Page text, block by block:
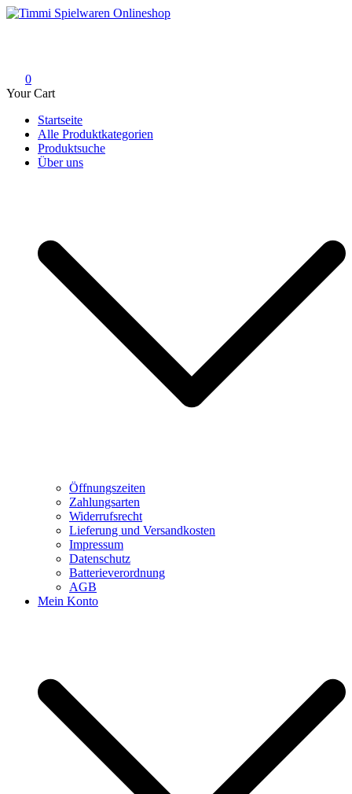
Skip
0
Your Cart
Startseite
Alle Produktkategorien
Produktsuche
Über uns
Öffnungszeiten
Zahlungsarten
Widerrufsrecht
Lieferung und Versandkosten
Impressum
Datenschutz
Batterieverordnung
AGB
Mein Konto